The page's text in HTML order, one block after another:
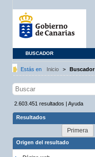
BUSCADOR
Estás en Inicio > Buscador
2.603.451 resultados | Ayuda
Resultados
Primera
Origen del resultado